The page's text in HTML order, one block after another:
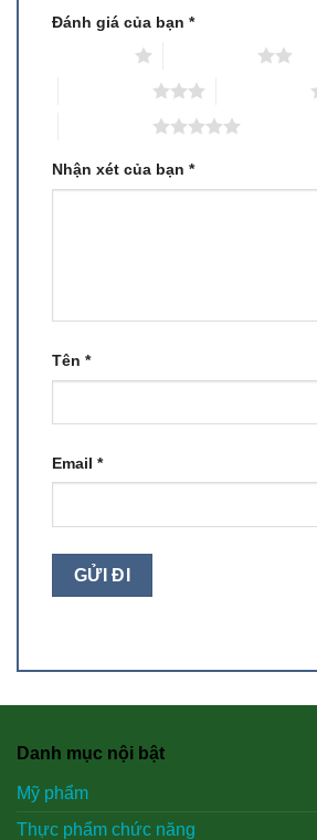
Đánh giá của bạn *
Nhận xét của bạn *
Tên *
Email *
Danh mục nội bật
Mỹ phẩm
Thực phẩm chức năng